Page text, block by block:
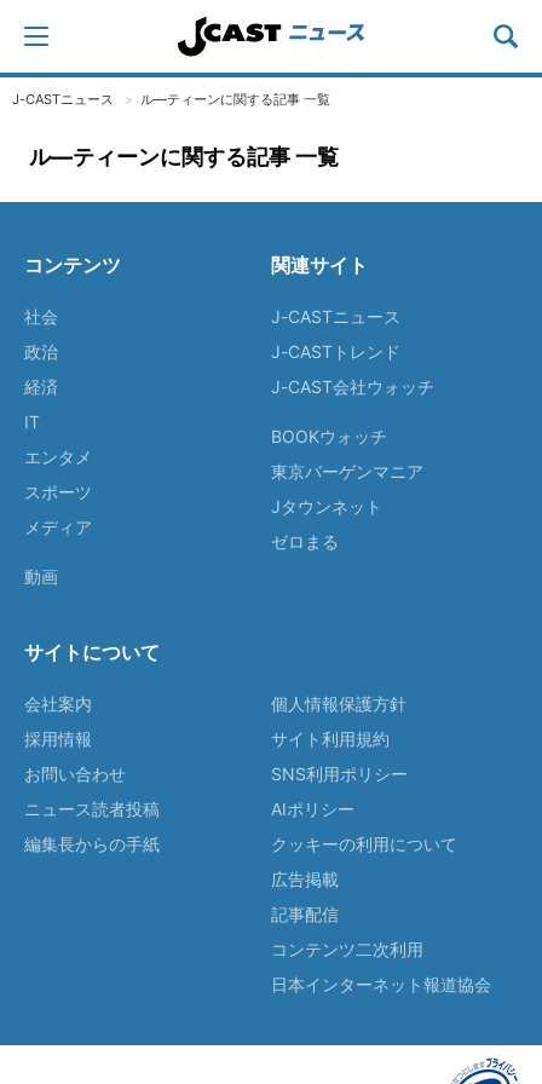
J-CASTニュース ル―ティーンに関する記事 一覧
ル―ティーンに関する記事 一覧
コンテンツ
社会
政治
経済
IT
エンタメ
スポーツ
メディア
動画
関連サイト
J-CASTニュース
J-CASTトレンド
J-CAST会社ウォッチ
BOOKウォッチ
東京バーゲンマニア
Jタウンネット
ゼロまる
サイトについて
会社案内
採用情報
お問い合わせ
ニュース読者投稿
編集長からの手紙
個人情報保護方針
サイト利用規約
SNS利用ポリシー
AIポリシー
クッキーの利用について
広告掲載
記事配信
コンテンツ二次利用
日本インターネット報道協会